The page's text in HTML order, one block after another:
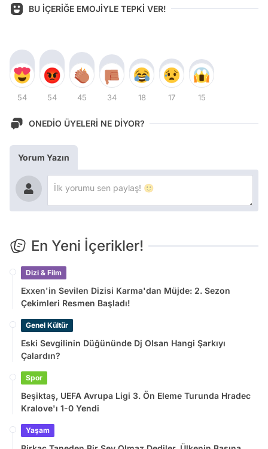
BU İÇERİĞE EMOJİYLE TEPKİ VER!
54 54 45 34 18 17 15
ONEDİO ÜYELERİ NE DİYOR?
Yorum Yazın
En Yeni İçerikler!
Dizi & Film
Exxen'in Sevilen Dizisi Karma'dan Müjde: 2. Sezon
Çekimleri Resmen Başladı!
Genel Kültür
Eski Sevgilinin Düğününde Dj Olsan Hangi Şarkıyı
Çalardın?
Spor
Beşiktaş, UEFA Avrupa Ligi 3. Ön Eleme Turunda Hradec
Kralove'ı 1-0 Yendi
Yaşam